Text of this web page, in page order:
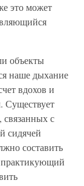
это может
объекты
наше дыхание
вдохов и
Существует
связанных с
сидячей
составить
практикующий